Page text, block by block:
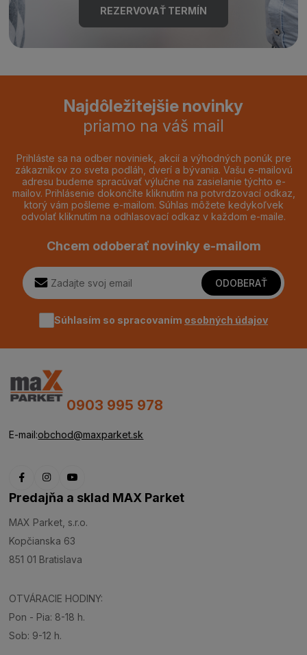
REZERVOVAŤ TERMÍN
Najdôležitejšie novinky
priamo na váš mail
Prihláste sa na odber noviniek, akcií a výhodných ponúk pre
zákazníkov zo sveta podláh, dverí a bývania. Vašu e-mailovú
adresu budeme spracúvať výlučne na zasielanie týchto e-
mailov. Prihlásenie dokončíte kliknutím na potvrdzovací odkaz,
ktorý vám pošleme e-mailom. Súhlas môžete kedykoľvek
odvolať kliknutím na odhlasovací odkaz v každom e-maile.
Chcem odoberať novinky e-mailom
ODOBERAŤ
Súhlasím so spracovaním osobných údajov
0903 995 978
E-mail:obchod@maxparket.sk
Predajňa a sklad MAX Parket
MAX Parket, s.r.o.
Kopčianska 63
851 01 Bratislava
OTVÁRACIE HODINY:
Pon - Pia: 8-18 h.
Sob: 9-12 h.